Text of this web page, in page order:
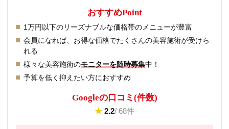
おすすめPoint
1万円以下のリーズナブルな価格帯のメニューが豊富
会員になれば、お得な価格でたくさんの美容施術が受けら
れる
様々な美容施術のモニターを随時募集中！
予算を低く抑えたい方におすすめ
Googleの⼝コミ(件数)
★ 2.2/ 68件